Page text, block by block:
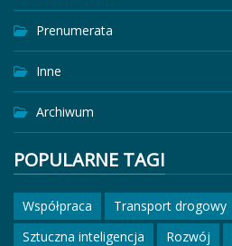
Prenumerata
Inne
Archiwum
POPULARNE TAGI
Współpraca Transport drogowy
Sztuczna inteligencja
Rozwój